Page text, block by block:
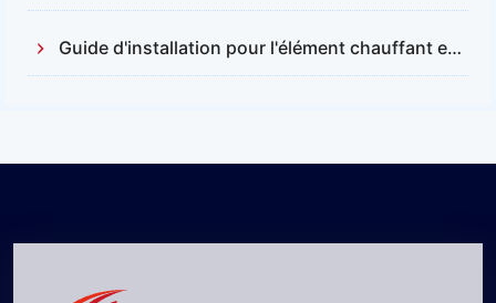
Guide d'installation pour l'élément chauffant en disiliciure de molybdène (MOSI2)